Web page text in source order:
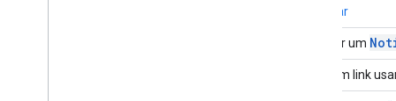
Navegar
Mostrar um
Abrir um link